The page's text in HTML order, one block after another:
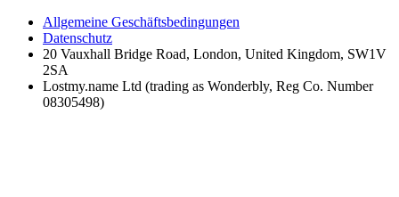
Allgemeine Geschäftsbedingungen
Datenschutz
20 Vauxhall Bridge Road, London, United Kingdom, SW1V
2SA
Lostmy.name Ltd (trading as Wonderbly, Reg Co. Number
08305498)